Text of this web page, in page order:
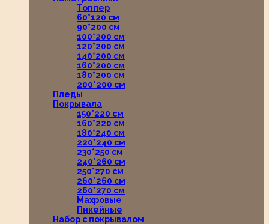
Топпер
60*120 см
90*200 см
100*200 см
120*200 см
140*200 см
160*200 см
180*200 см
200*200 см
Пледы
Покрывала
150*220 см
160*220 см
180*240 см
220*240 см
230*250 см
240*260 см
250*270 см
260*260 см
260*270 см
Махровые
Пикейные
Набор с покрывалом